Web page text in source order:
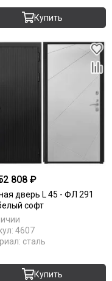
Купить
808 ₽
дверь L 45 - ФЛ 291
софт
4607
сталь
Купить